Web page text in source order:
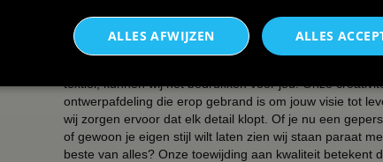
met een eigen ontwerp. Bepaal zelf de kleur, opdruk
niemand anders heeft!
Verander textiel in buitengewone kunst - Wij zijn jouw
meesterwerken. Of het nu T-shirts, tassen, schorten,
textiel, kunnen wij het bedrukken voor jou! Onze
ontwerpafdeling die erop gebrand is om jouw visie tot
wij zorgen ervoor dat elk detail klopt. Of je nu een
of gewoon je eigen stijl wilt laten zien wij staan paraat
beste van alles? Onze toewijding aan kwaliteit betekent
ALLES
ALLES AFWIJZEN